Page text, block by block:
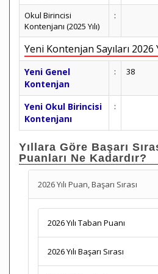
Okul Birincisi
Kontenjanı (2025 Yılı)
:
Yeni Kontenjan Sayıları 2026
Yeni Genel
Kontenjan
: 38
Yeni Okul Birincisi
Kontenjanı
:
Yıllara Göre Başarı
Puanları Ne Kadardır?
2026 Yılı Puan, Başarı Sırası
2026 Yılı Taban Puanı
2026 Yılı Başarı Sırası